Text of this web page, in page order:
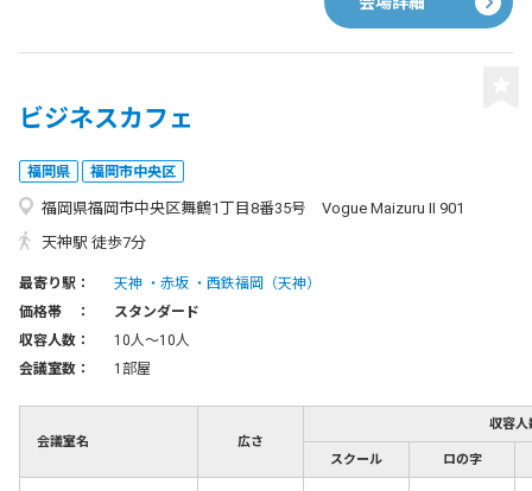
ビジネスカフェ
福岡県 福岡市中央区
福岡県福岡市中央区舞鶴1丁目8番35号 Vogue Maizuru Ⅱ 901
天神駅 徒歩7分
最寄り駅： 天神 赤坂
西鉄福岡（天神）
価格帯 ：
スタンダード
収容人数：
10人〜10人
会議室数：
1部屋
会議室名 広さ
収容人
スクール ロの字